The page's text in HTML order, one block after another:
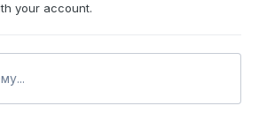
your account.